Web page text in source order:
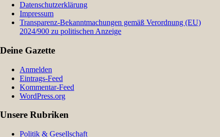
Datenschutzerklärung
Impressum
Transparenz-Bekanntmachungen gemäß Verordnung (EU)
2024/900 zu politischen Anzeige
Deine Gazette
Anmelden
Eintrags-Feed
Kommentar-Feed
WordPress.org
Unsere Rubriken
Politik & Gesellschaft